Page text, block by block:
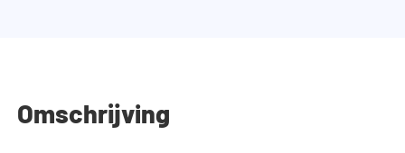
Omschrijving